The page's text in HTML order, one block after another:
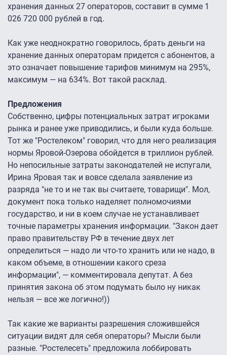
хранения данных 27 операторов, составит в сумме 1
026 720 000 рублей в год.
Как уже неоднократно говорилось, брать деньги на
хранение данных операторам придется с абонентов, а
это означает повышение тарифов минимум на 295%,
максимум — на 634%. Вот такой расклад.
Предложения
Собственно, цифры потенциальных затрат игроками
рынка и ранее уже приводились, и были куда больше.
Тот же "Ростелеком" говорил, что для него реализация
нормы Яровой-Озерова обойдется в триллион рублей.
Но непосильные затраты законодателей не испугали,
Ирина Яровая так и вовсе сделала заявление из
разряда "не то и не так вы считаете, товарищи". Мол,
документ пока только наделяет полномочиями
государство, и ни в коем случае не устанавливает
точные параметры хранения информации. "Закон дает
право правительству РФ в течение двух лет
определиться — надо ли что-то хранить или не надо, в
каком объеме, в отношении какого среза
информации", — комментировала депутат. А без
принятия закона об этом подумать было ну никак
нельзя — все же логично!))
Так какие же варианты разрешения сложившейся
ситуации видят для себя операторы? Мысли были
разные. "Ростелесеть" предложила лоббировать